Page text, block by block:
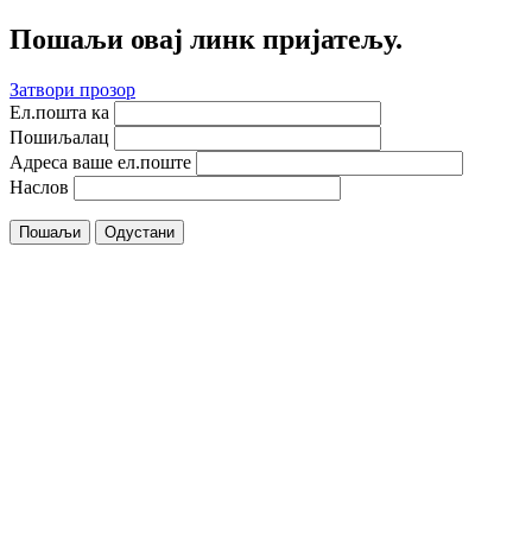
Пошаљи овај линк пријатељу.
Затвори прозор
Ел.пошта ка
Пошиљалац
Адреса ваше ел.поште
Наслов
Пошаљи Одустани